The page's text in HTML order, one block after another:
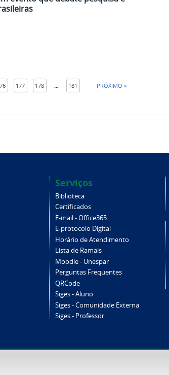
177 178 181 PRÓXIMO »
Serviços
Biblioteca
Certificados
E-mail - Office365
E-protocolo Digital
Horário de Atendimento
Lista de Ramais
Moodle - Unespar
Perguntas Frequentes
QRCode
Siges - Aluno
Siges - Comunidade Externa
Siges - Professor